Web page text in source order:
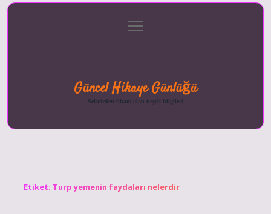
menüyü
aç
Güncel Hikaye Günlüğü
Sektörden ilham alan neşeli bilgiler!
Etiket: Turp yemenin faydaları nelerdir